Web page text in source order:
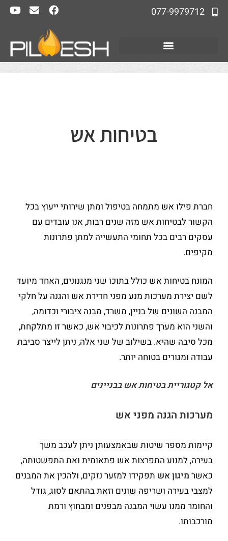
077-9979712
בטיחות אש
חברת פילו אש מתמחה בטיפול ומתן שירותי ייעוץ בכל
הקשור לבטיחות אש מזה שנים רבות, אנו עובדים עם
עסקים רבים בכל תחומי התעשייה למתן פתרונות
מקיפים.
המונח בטיחות אש כולל בתוכו שני מנגנונים, האחד מיועד
לשם יצירת מערכות מנע מפני חדירת אש והגנה על חלקי
המבנה השונים של בניין, משרד, מבנה ציבורי וכדומה,
והשני הוא מערך פתרונות לכיבוי אש, כאשר זו מתלקחת,
מכל סיבה שהיא. בשילוב של שני אלה, ניתן לייצר סביבת
עבודה ומגורים בטוחה יותר.
אל קטגוריית בטיחות אש בבניינים
מערכות הגנה מפני אש
קיימות מספר שיטות שבאמצעותן ניתן לעכב משך
בעירה, למנוע התפרצות אש פתאומית ואת התפשטותה,
כאשר מיגון אש תפקידו למזער נזקים, ולהכין את המבנים
למצבי בעירה ושריפה שונים וזאת בהתאם לסוג, גודל
והחומר ממנו עשוי המבנה מבפנים ומבחוץ ורמת
מורכבותו.